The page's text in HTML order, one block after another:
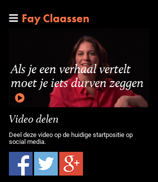
Fay Claassen
Als je een verhaal vertelt
moet je iets durven zeggen
Video delen
Deel deze video op de huidige startpositie op
social media.